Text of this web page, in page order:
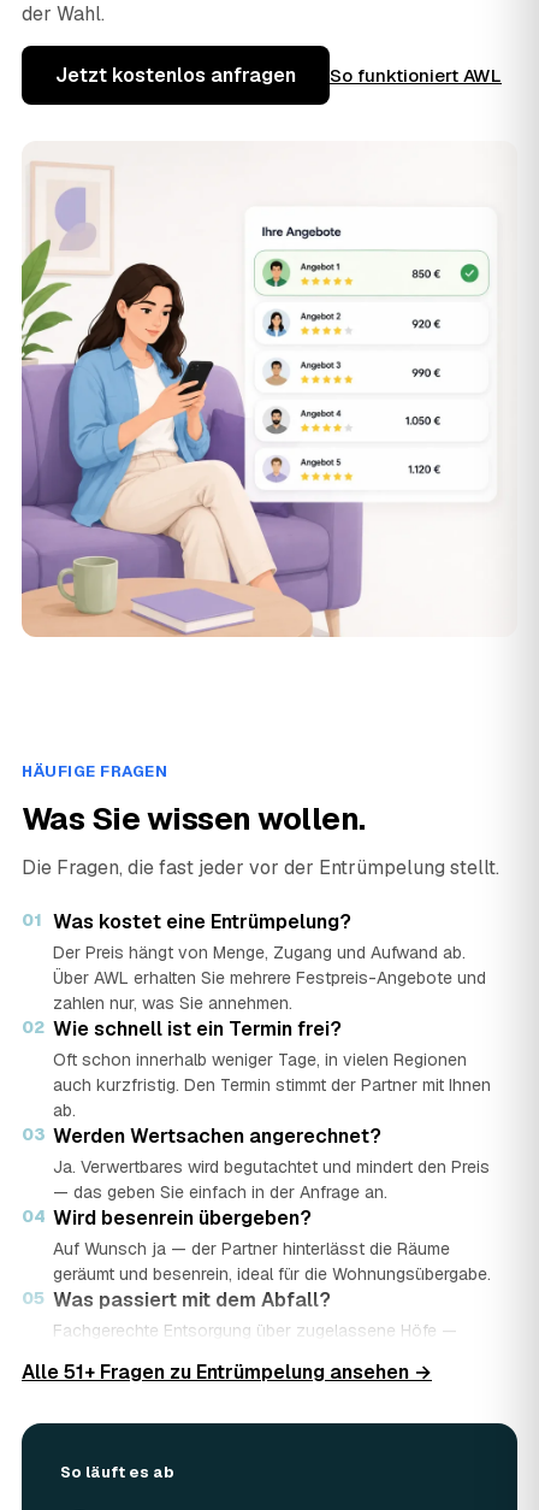
der Wahl.
Jetzt kostenlos anfragen So funktioniert AWL
HÄUFIGE FRAGEN
Was Sie wissen wollen.
Die Fragen, die fast jeder vor der Entrümpelung stellt.
01 Was kostet eine Entrümpelung?
Der Preis hängt von Menge, Zugang und Aufwand ab.
Über AWL erhalten Sie mehrere Festpreis-Angebote und
zahlen nur, was Sie annehmen.
02 Wie schnell ist ein Termin frei?
Oft schon innerhalb weniger Tage, in vielen Regionen
auch kurzfristig. Den Termin stimmt der Partner mit Ihnen
ab.
03 Werden Wertsachen angerechnet?
Ja. Verwertbares wird begutachtet und mindert den Preis
— das geben Sie einfach in der Anfrage an.
04 Wird besenrein übergeben?
Auf Wunsch ja — der Partner hinterlässt die Räume
geräumt und besenrein, ideal für die Wohnungsübergabe.
05 Was passiert mit dem Abfall?
Fachgerechte Entsorgung über zugelassene Höfe —
Nachweis.
Angebote und entscheiden in Ruhe.
Alle 51+ Fragen zu Entrümpelung ansehen →
So läuft es ab